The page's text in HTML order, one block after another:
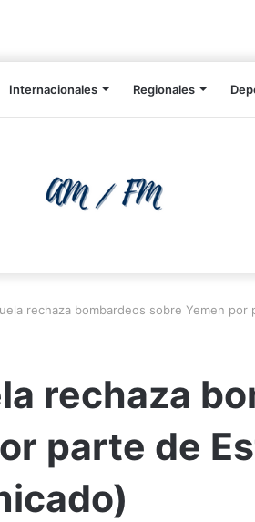
Internacionales Regionales
rechaza bombardeos sobre Yemen
rechaza
parte de